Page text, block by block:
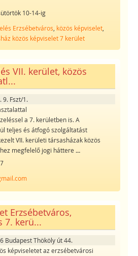
10-14-ig
Erzsébetváros közös képviselet,
közös képviselet 7 kerület
VII. kerület, közös
9. Fszt/1.
a 7. kerületben is. A
teljes és átfogó szolgáltatást
VII. kerületi társasházak közös
megfelelő jogi háttere ...
Erzsébetváros,
7. kerü...
Budapest Thököly út 44.
képviseletet az erzsébetvárosi